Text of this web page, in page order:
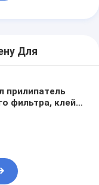
Для
прилипатель
фильтра, клей